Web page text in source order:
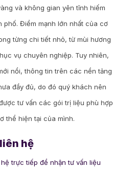
và không gian yên tĩnh hiếm
phố. Điểm mạnh lớn nhất của cơ
từng chi tiết nhỏ, từ mùi hương
vụ chuyên nghiệp. Tuy nhiên,
nổi, thông tin trên các nền tảng
đầy đủ, do đó quý khách nên
tư vấn các gói trị liệu phù hợp
thể hiện tại của mình.
hệ
trực tiếp để nhận tư vấn liệu